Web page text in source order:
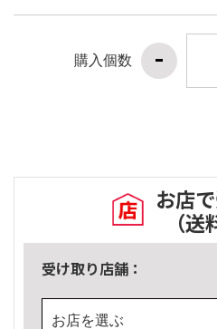
購入個数
お店
（送
受け取り店舗：
お店を選ぶ